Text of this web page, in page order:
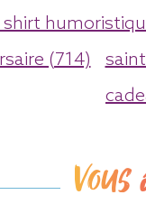
shirt
(714)